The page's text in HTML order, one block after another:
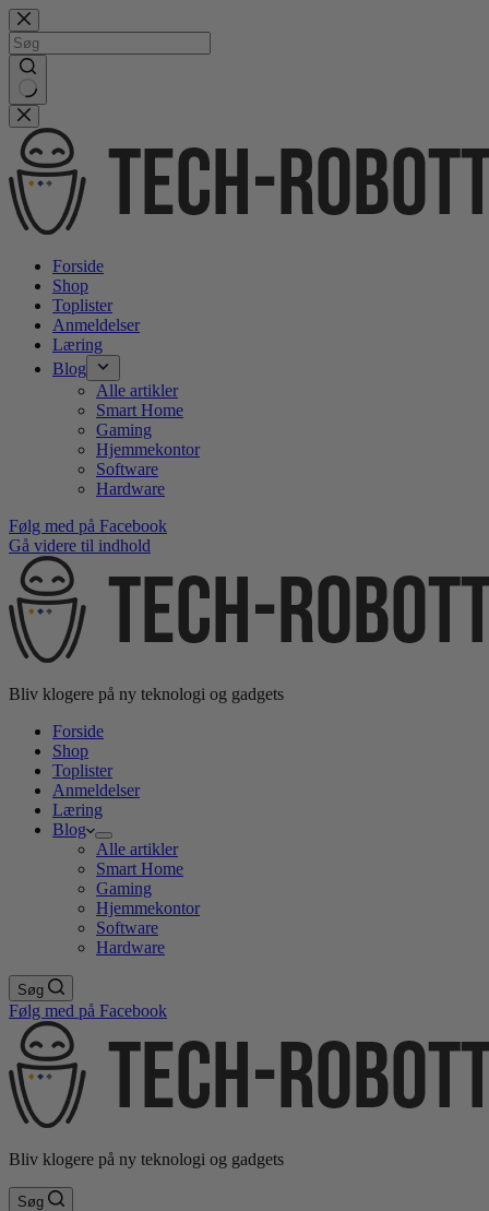
Gå
videre
til
indhold
No
results
Forside
Shop
Toplister
Anmeldelser
Læring
Blog
Alle artikler
Smart Home
Gaming
Hjemmekontor
Software
Hardware
Følg med på Facebook
Gå videre til indhold
Bliv klogere på ny teknologi og gadgets
Forside
Shop
Toplister
Anmeldelser
Læring
Blog
Alle artikler
Smart Home
Gaming
Hjemmekontor
Software
Hardware
Søg
Følg med på Facebook
Bliv klogere på ny teknologi og gadgets
Søg